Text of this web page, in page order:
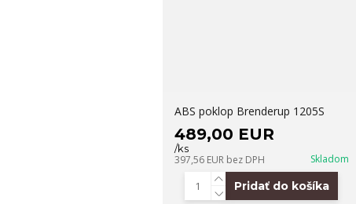
ABS poklop Brenderup 1205S
489,00 EUR
/ks
397,56 EUR bez DPH Skladom
Pridať do košíka